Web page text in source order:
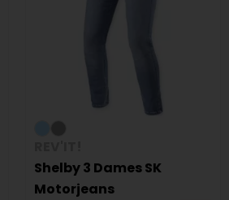
Shelby 3 Dames SK
Motorjeans